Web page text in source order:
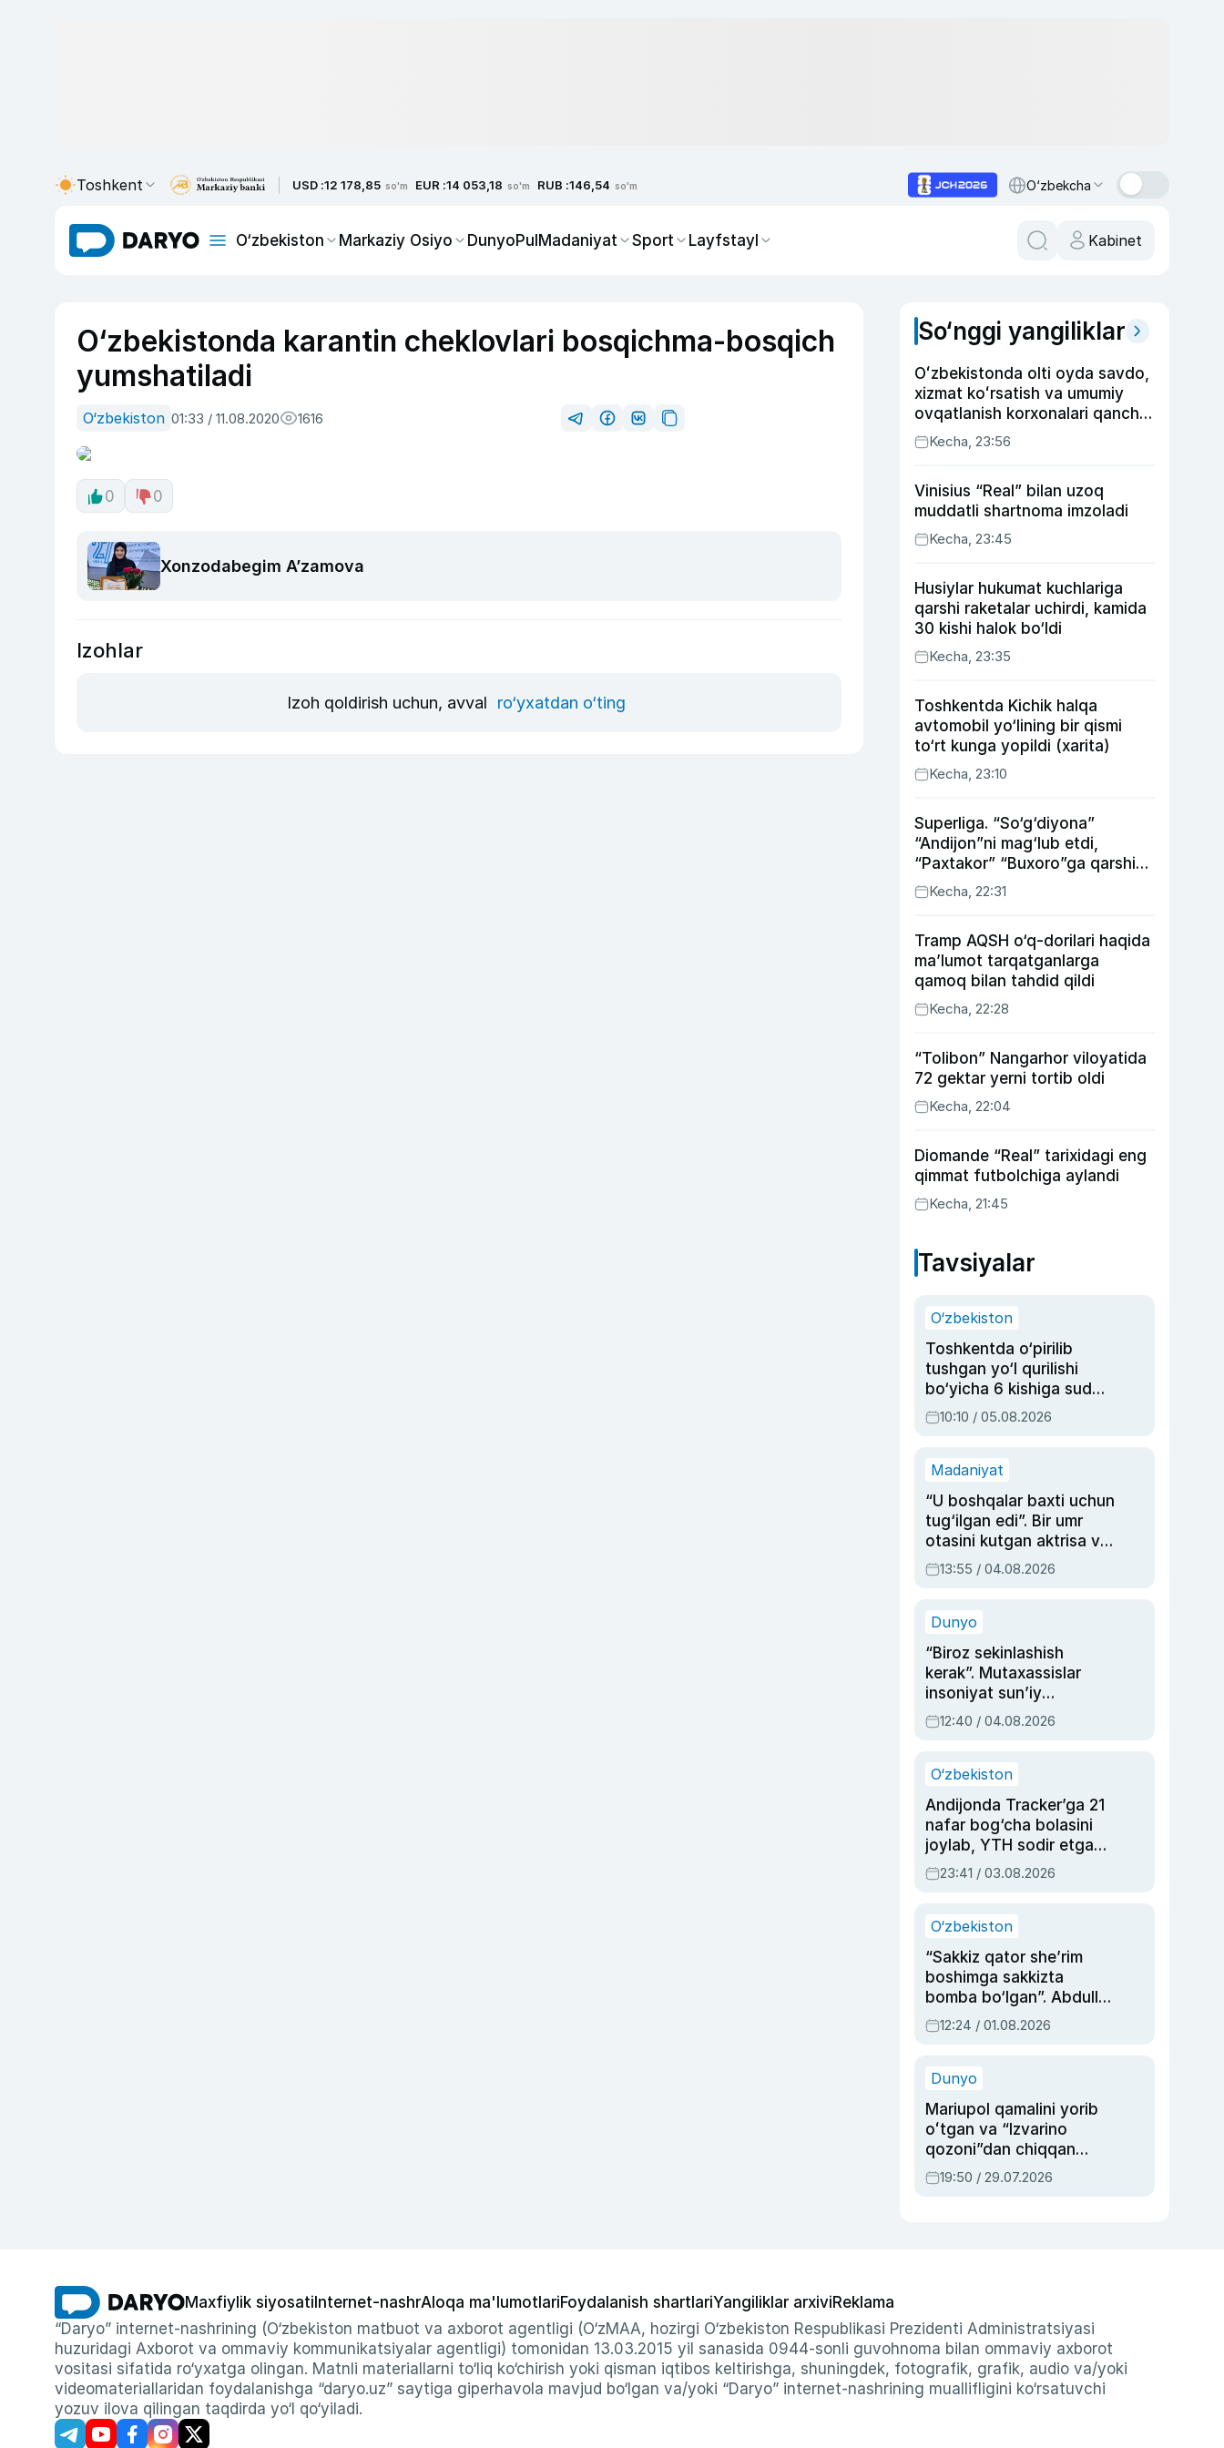
Toshkent USD :12 178,85 so'm EUR :14 053,18 so'm RUB :146,54 so'm O‘zbekcha
O‘zbekiston Markaziy Osiyo DunyoPulMadaniyat Sport Layfstayl Kabinet
O‘zbekistonda karantin cheklovlari bosqichma-bosqich
yumshatiladi
O‘zbekiston 01:33 / 11.08.2020 1616
0 0
Xonzodabegim A’zamova
Izohlar
Izoh qoldirish uchun, avval ro‘yxatdan o‘ting
So‘nggi yangiliklar
Oʻzbekistonda olti oyda savdo,
xizmat koʻrsatish va umumiy
ovqatlanish korxonalari qancha
soliq toʻlagani ochiqlandi
Kecha, 23:56
Vinisius “Real” bilan uzoq
muddatli shartnoma imzoladi
Kecha, 23:45
Husiylar hukumat kuchlariga
qarshi raketalar uchirdi, kamida
30 kishi halok bo‘ldi
Kecha, 23:35
Toshkentda Kichik halqa
avtomobil yo‘lining bir qismi
to‘rt kunga yopildi (xarita)
Kecha, 23:10
Superliga. “So‘g‘diyona”
“Andijon”ni mag‘lub etdi,
“Paxtakor” “Buxoro”ga qarshi
bahsda g‘alabani qo‘ldan
chiqardi
Kecha, 22:31
Tramp AQSH o‘q-dorilari haqida
ma’lumot tarqatganlarga
qamoq bilan tahdid qildi
Kecha, 22:28
“Tolibon” Nangarhor viloyatida
72 gektar yerni tortib oldi
Kecha, 22:04
Diomande “Real” tarixidagi eng
qimmat futbolchiga aylandi
Kecha, 21:45
Tavsiyalar
O‘zbekiston
Toshkentda o‘pirilib
tushgan yo‘l qurilishi
bo‘yicha 6 kishiga sud
hukmi o‘qildi
10:10 / 05.08.2026
Madaniyat
“U boshqalar baxti uchun
tug‘ilgan edi”. Bir umr
otasini kutgan aktrisa va
dublyaj ustasi Rimma
Ahmedovaning
13:55 / 04.08.2026
Dunyo
“Biroz sekinlashish
kerak”. Mutaxassislar
insoniyat sun’iy
intellektni boshqara
olmay qolishidan xavotir
12:40 / 04.08.2026
O‘zbekiston
Andijonda Tracker’ga 21
nafar bog‘cha bolasini
joylab, YTH sodir etgan
ayolga sud hukmi o‘qildi
23:41 / 03.08.2026
O‘zbekiston
“Sakkiz qator she’rim
boshimga sakkizta
bomba bo‘lgan”. Abdulla
Oripovni siyosiy
ayblovlardan asrab
12:24 / 01.08.2026
Dunyo
Mariupol qamalini yorib
oʻtgan va “Izvarino
qozoni”dan chiqqan
qahramon — Ukraina
armiyasi bosh
19:50 / 29.07.2026
Maxfiylik siyosati Internet-nashrAloqa ma'lumotlariFoydalanish shartlariYangiliklar arxiviReklama
“Daryo” internet-nashrining (O‘zbekiston matbuot va axborot agentligi (O‘zMAA, hozirgi O‘zbekiston Respublikasi Prezidenti Administratsiyasi
huzuridagi Axborot va ommaviy kommunikatsiyalar agentligi) tomonidan 13.03.2015 yil sanasida 0944-sonli guvohnoma bilan ommaviy axborot
vositasi sifatida ro‘yxatga olingan. Matnli materiallarni to‘liq ko‘chirish yoki qisman iqtibos keltirishga, shuningdek, fotografik, grafik, audio va/yoki
videomateriallaridan foydalanishga “daryo.uz” saytiga giperhavola mavjud bo‘lgan va/yoki “Daryo” internet-nashrining muallifligini ko‘rsatuvchi
yozuv ilova qilingan taqdirda yo‘l qo‘yiladi.